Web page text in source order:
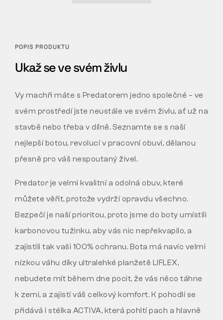
POPIS PRODUKTU
Ukaž se ve svém živlu
Vy machři máte s Predatorem jedno společné – ve
svém prostředí jste neustále ve svém živlu, ať už na
stavbě nebo třeba v dílně. Seznamte se s naší
nejlepší botou, revolucí v pracovní obuvi, dělanou
přesně pro váš nespoutaný živel.
Predator je velmi kvalitní a odolná obuv, které
můžete věřit, protože vydrží opravdu všechno.
Bezpečí je naší prioritou, proto jsme do boty umístili
karbonovou tužinku, aby vás nic nepřekvapilo, a
zajistili tak vaši 100% ochranu. Bota má navíc velmi
nízkou váhu díky ultralehké planžetě LIFLEX,
nebudete mít během dne pocit, že vás něco táhne
k zemi, a zajistí váš celkový komfort. K pohodlí se
přidává i stélka ACTIVA, která pohltí pach a hlavně